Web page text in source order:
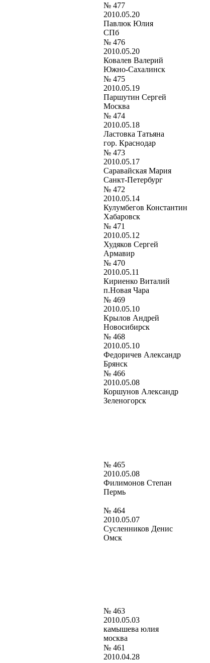
№ 477
2010.05.20
Павлюк Юлия
СПб
№ 476
2010.05.20
Ковалев Валерий
Южно-Сахалинск
№ 475
2010.05.19
Паршутин Сергей
Москва
№ 474
2010.05.18
Ластовка Татьяна
гор. Краснодар
№ 473
2010.05.17
Саравайская Мария
Санкт-Петербург
№ 472
2010.05.14
Кулумбегов Константин
Хабаровск
№ 471
2010.05.12
Худяков Сергей
Армавир
№ 470
2010.05.11
Кириенко Виталий
п.Новая Чара
№ 469
2010.05.10
Крылов Андрей
Новосибирск
№ 468
2010.05.10
Федоричев Александр
Брянск
№ 466
2010.05.08
Коршунов Александр
Зеленогорск
№ 465
2010.05.08
Филимонов Степан
Пермь
№ 464
2010.05.07
Сусленников Денис
Омск
№ 463
2010.05.03
камышева юлия
москва
№ 461
2010.04.28